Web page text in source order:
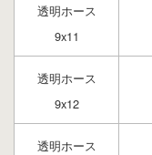
透明ホース
9x11
透明ホース
9x12
透明ホース